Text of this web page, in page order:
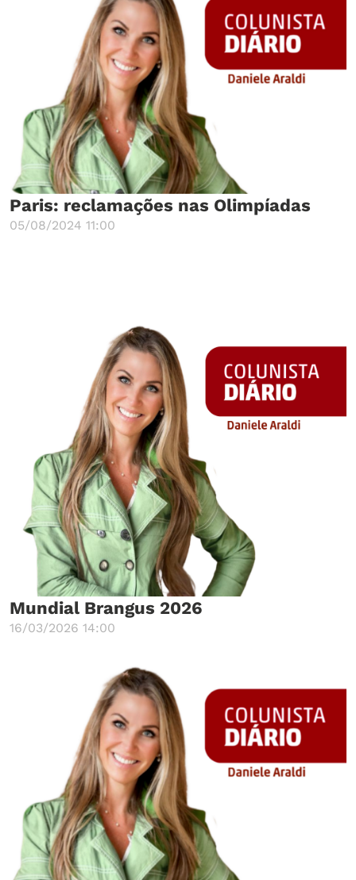
Paris: reclamações nas Olimpíadas
05/08/2024 11:00
Mundial Brangus 2026
16/03/2026 14:00